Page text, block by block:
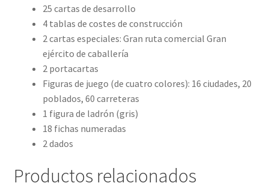
25 cartas de desarrollo
4 tablas de costes de construcción
2 cartas especiales: Gran ruta comercial Gran
ejército de caballería
2 portacartas
Figuras de juego (de cuatro colores): 16 ciudades, 20
poblados, 60 carreteras
1 figura de ladrón (gris)
18 fichas numeradas
2 dados
Productos relacionados